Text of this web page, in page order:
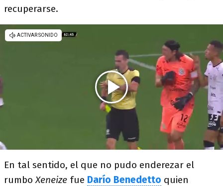
recuperarse.
En tal sentido, el que no pudo enderezar el
rumboXeneize fue Darío Benedetto quien